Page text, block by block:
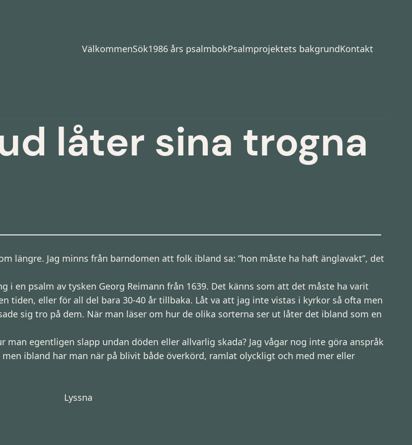
VälkommenSök1986 års psalmbokPsalmprojektets bakgrundKontakt
låter sina trogna
längre. Jag minns från barndomen att folk ibland sa: ”hon måste ha haft änglavakt”, det
en psalm av tysken Georg Reimann från 1639. Det känns som att det måste ha varit
tiden, eller för all del bara 30-40 år tillbaka. Låt va att jag inte vistas i kyrkor så ofta men
sig tro på dem. När man läser om hur de olika sorterna ser ut låter det ibland som en
egentligen slapp undan döden eller allvarlig skada? Jag vågar nog inte göra anspråk
ibland har man när på blivit både överkörd, ramlat olyckligt och med mer eller
Lyssna